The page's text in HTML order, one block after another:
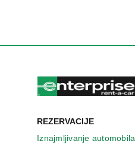
p
r
o
o
r
REZERVACIJE
Iznajmljivanje automobila